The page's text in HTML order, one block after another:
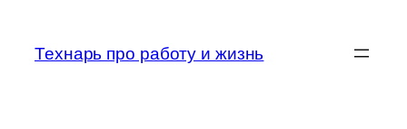
содержимому
Технарь про работу и жизнь